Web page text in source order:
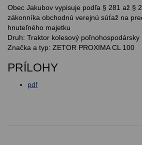
Obec Jakubov vypisuje podľa § 281 až §
zákonníka obchodnú verejnú súťaž na
hnuteľného majetku
Druh: Traktor kolesový poľnohospodársky
Značka a typ: ZETOR PROXIMA CL 100
PRÍLOHY
pdf